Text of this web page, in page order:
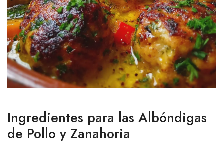
Ingredientes para las Albóndigas
de Pollo y Zanahoria